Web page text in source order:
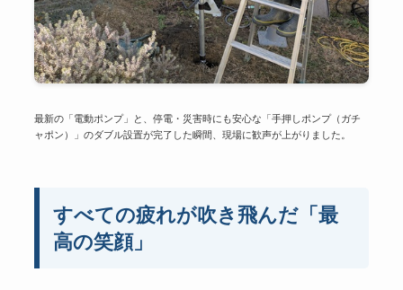
最新の「電動ポンプ」と、停電・災害時にも安心な「手押しポンプ（ガチ
ャポン）」のダブル設置が完了した瞬間、現場に歓声が上がりました。
すべての疲れが吹き飛んだ「最
高の笑顔」